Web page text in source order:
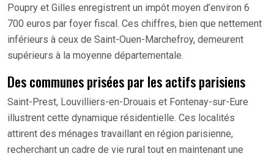
Poupry et Gilles enregistrent un impôt moyen d’environ 6
700 euros par foyer fiscal. Ces chiffres, bien que nettement
inférieurs à ceux de Saint-Ouen-Marchefroy, demeurent
supérieurs à la moyenne départementale.
Des communes prisées par les actifs parisiens
Saint-Prest, Louvilliers-en-Drouais et Fontenay-sur-Eure
illustrent cette dynamique résidentielle. Ces localités
attirent des ménages travaillant en région parisienne,
recherchant un cadre de vie rural tout en maintenant une